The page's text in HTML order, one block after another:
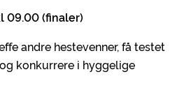
09.00 (finaler)
andre hestevenner, få testet
konkurrere i hyggelige